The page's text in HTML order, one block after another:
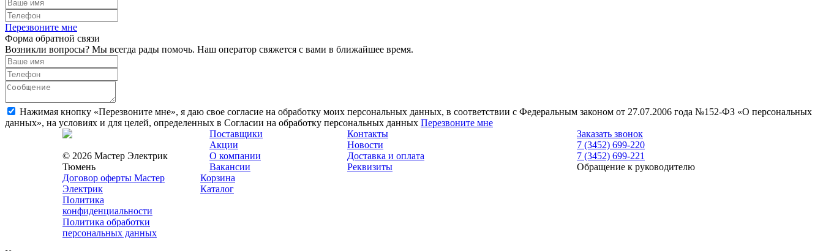
Перезвоните мне
Форма обратной связи
Возникли вопросы? Мы всегда рады помочь. Наш оператор свяжется с вами в ближайшее время.
Нажимая кнопку «Перезвоните мне», я даю свое согласие на обработку моих персональных данных, в соответствии с Федеральным законом от 27.07.2006 года №152-ФЗ «О персональных
данных», на условиях и для целей, определенных в Согласии на обработку персональных данных Перезвоните мне
© 2026 Мастер Электрик
Тюмень
Договор оферты Мастер
Электрик
Политика
конфиденциальности
Политика обработки
персональных данных
Поставщики
Контакты
Акции
Новости
О компании
Доставка и оплата
Вакансии
Реквизиты
Заказать звонок
7 (3452) 699-220
7 (3452) 699-221
Обращение к руководителю
Корзина
Каталог